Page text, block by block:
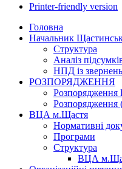
Printer-friendly version
Головна
Начальник
Структура
Аналіз
НПД із
РОЗПОРЯДЖЕННЯ
Розпорядження
Розпорядження
ВЦА м.Щастя
Нормативні
Програми
Структура
ВЦА